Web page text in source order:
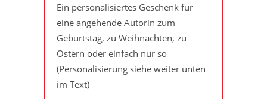
Ein personalisiertes Geschenk für
eine angehende Autorin zum
Geburtstag, zu Weihnachten, zu
Ostern oder einfach nur so
(Personalisierung siehe weiter unten
im Text)